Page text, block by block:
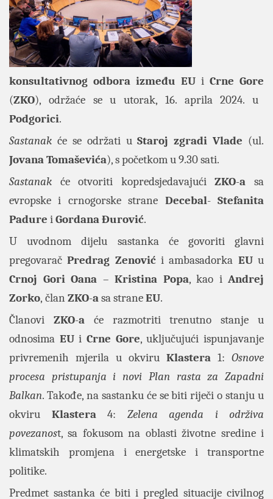
konsultativnog odbora između EU i Crne Gore
(ZKO), održaće se u utorak, 16. aprila 2024. u
Podgorici.
Sastanak će se održati uStaroj zgradi Vlade (ul.
Jovana Tomaševića), s početkom u 9.30 sati.
Sastanak će otvoriti kopredsjedavajućiZKO-a sa
evropske i crnogorske strane Decebal-Stefanita
Padure iGordana Đurović.
U uvodnom dijelu sastanka će govoriti glavni
pregovaračPredrag Zenovići ambasadorka EUu
Crnoj Gori Oana – Kristina Popa, kao i Andrej
Zorko, član ZKO-asa straneEU.
Članovi ZKO-aće razmotriti trenutno stanje u
odnosima EUiCrne Gore, uključujući ispunjavanje
privremenih mjerila u okviru Klastera 1: Osnove
procesa pristupanja i novi Plan rasta za Zapadni
Balkan. Takođe, na sastanku će se biti riječi o stanju u
okviru Klastera4: Zelena agenda i održiva
povezanost, sa fokusom na oblasti životne sredine i
klimatskih promjena i energetske i transportne
politike.
Predmet sastanka će biti i pregled situacije civilnog